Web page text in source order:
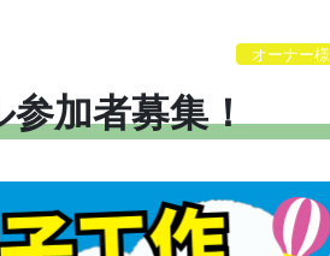
オーナー様
参加者募集！